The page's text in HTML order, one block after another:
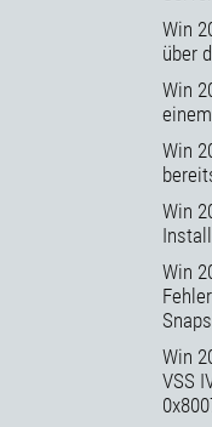
Win
über
Win
Win
Win
Win
Win
VSS